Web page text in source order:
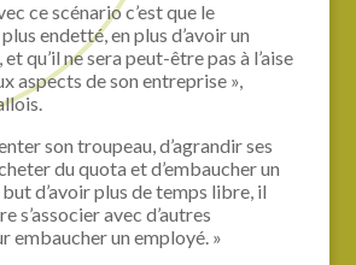
ce scénario c’est que le
endetté, en plus d’avoir un
qu’il ne sera peut-être pas à l’aise
aspects de son entreprise »,
son troupeau, d’agrandir ses
du quota et d’embaucher un
d’avoir plus de temps libre, il
s’associer avec d’autres
embaucher un employé. »